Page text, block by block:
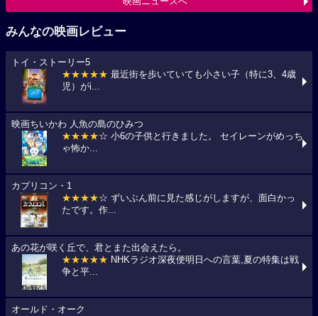
みんなの映画レビュー
トイ・ストーリー5
★★★★★ 最近街を歩いていても小さい子（特に3、4歳
児）がi...
映画ちいかわ 人魚の島のひみつ
★★★★☆ 小6の子供と行きました。 セイレーンがめっち
ゃ怖か...
カプリコン・1
★★★★☆ ずいぶん前に見た感じがしますが、面白かっ
たです。作...
あの花が咲く丘で、君とまた出会えたら。
★★★★★ NHKラジオ深夜便明日への言葉,夏の特集は戦
争と平...
オールド・オーク